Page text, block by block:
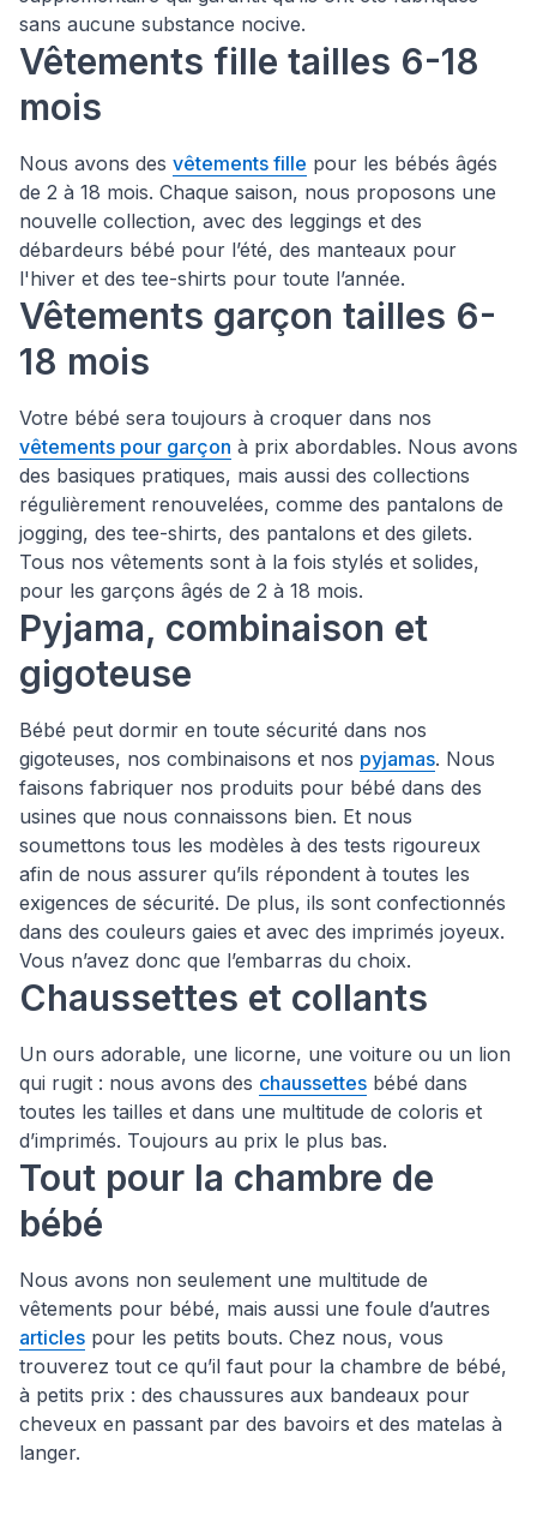
sans aucune substance nocive.
Vêtements fille tailles 6-18
mois
Nous avons des vêtements fille pour les bébés âgés
de 2 à 18 mois. Chaque saison, nous proposons une
nouvelle collection, avec des leggings et des
débardeurs bébé pour l’été, des manteaux pour
l'hiver et des tee-shirts pour toute l’année.
Vêtements garçon tailles 6-
18 mois
Votre bébé sera toujours à croquer dans nos
vêtements pour garçon à prix abordables. Nous avons
des basiques pratiques, mais aussi des collections
régulièrement renouvelées, comme des pantalons de
jogging, des tee-shirts, des pantalons et des gilets.
Tous nos vêtements sont à la fois stylés et solides,
pour les garçons âgés de 2 à 18 mois.
Pyjama, combinaison et
gigoteuse
Bébé peut dormir en toute sécurité dans nos
gigoteuses, nos combinaisons et nos pyjamas. Nous
faisons fabriquer nos produits pour bébé dans des
usines que nous connaissons bien. Et nous
soumettons tous les modèles à des tests rigoureux
afin de nous assurer qu’ils répondent à toutes les
exigences de sécurité. De plus, ils sont confectionnés
dans des couleurs gaies et avec des imprimés joyeux.
Vous n’avez donc que l’embarras du choix.
Chaussettes et collants
Un ours adorable, une licorne, une voiture ou un lion
qui rugit : nous avons des chaussettes bébé dans
toutes les tailles et dans une multitude de coloris et
d’imprimés. Toujours au prix le plus bas.
Tout pour la chambre de
bébé
Nous avons non seulement une multitude de
vêtements pour bébé, mais aussi une foule d’autres
articles pour les petits bouts. Chez nous, vous
trouverez tout ce qu’il faut pour la chambre de bébé,
à petits prix : des chaussures aux bandeaux pour
cheveux en passant par des bavoirs et des matelas à
langer.